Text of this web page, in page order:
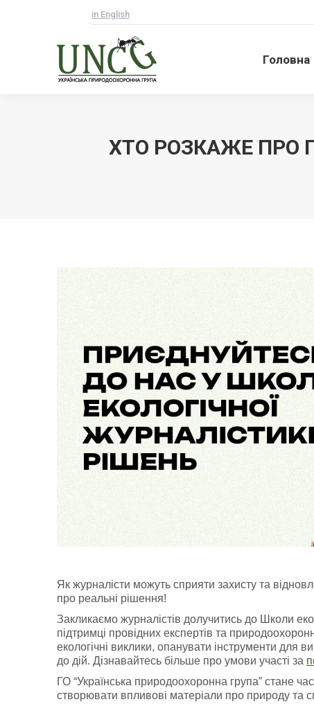
in English
Головна
ХТО РОЗКАЖЕ ПРО
Як журналісти можуть сприяти захисту та
про реальні рішення!
Закликаємо журналістів долучитись до Школи
підтримці провідних експертів та
екологічні виклики, опанувати інструменти для
до дій. Дізнавайтесь більше про умови участі за
ГО “Українська природоохоронна група” стане
створювати впливові матеріали про природу та
Головна